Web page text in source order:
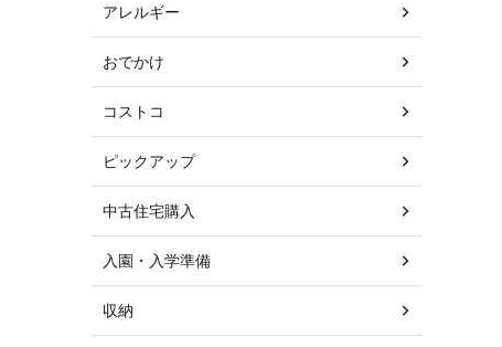
アレルギー
おでかけ
コストコ
ピックアップ
中古住宅購入
入園・入学準備
収納